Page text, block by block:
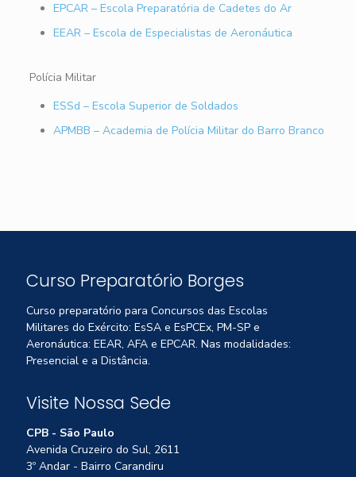
EPCAR – Escola Preparatória de Cadetes do Ar
EEAR – Escola de Especialistas de Aeronáutica
Polícia Militar
ESSd – Escola Superior de Soldados
APMBB – Academia de Polícia Militar do Barro Branco
Curso Preparatório Borges
Curso preparatório para Concursos das Escolas
Militares do Exército: EsSA e EsPCEx, PM-SP e
Aeronáutica: EEAR, AFA e EPCAR. Nas modalidades:
Presencial e a Distância.
Visite Nossa Sede
CPB - São Paulo
Avenida Cruzeiro do Sul, 2611
3º Andar - Bairro Carandiru